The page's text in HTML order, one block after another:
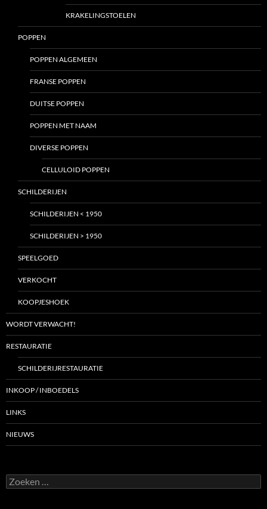
KRAKELINGSTOELEN
POPPEN
POPPEN ALGEMEEN
FRANSE POPPEN
DUITSE POPPEN
POPPEN MET NAAM
DIVERSE POPPEN
CELLULOID POPPEN
SCHILDERIJEN
SCHILDERIJEN < 1950
SCHILDERIJEN > 1950
SPEELGOED
VERKOCHT
KOOPJESHOEK
WORDT VERWACHT!
RESTAURATIE
SCHILDERIJRESTAURATIE
INKOOP / INBOEDELS
LINKS
NIEUWS
Zoeken
naar: